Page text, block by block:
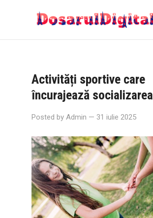
Activități sportive care
încurajează socializarea
Posted by Admin — 31 iulie 2025